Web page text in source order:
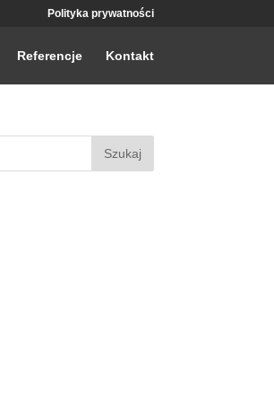
Polityka prywatności
Referencje Kontakt